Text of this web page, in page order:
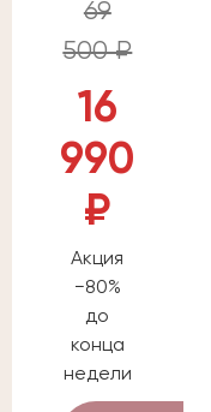
69
500 ₽
16
990
₽
Акция
−80%
до
конца
недели